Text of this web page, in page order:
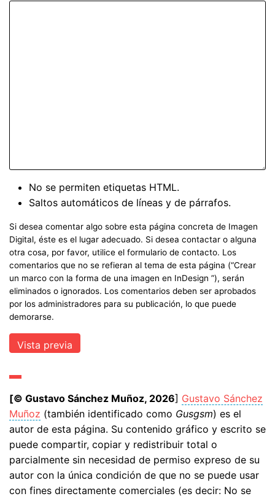
No se permiten etiquetas HTML.
Saltos automáticos de líneas y de párrafos.
Si desea comentar algo sobre esta página concreta de Imagen
Digital, éste es el lugar adecuado. Si desea contactar o alguna
otra cosa, por favor, utilice el formulario de contacto. Los
comentarios que no se refieran al tema de esta página (“Crear
un marco con la forma de una imagen en InDesign ”), serán
eliminados o ignorados. Los comentarios deben ser aprobados
por los administradores para su publicación, lo que puede
demorarse.
[© Gustavo Sánchez Muñoz, 2026] Gustavo Sánchez
Muñoz (también identificado como Gusgsm) es el
autor de esta página. Su contenido gráfico y escrito se
puede compartir, copiar y redistribuir total o
parcialmente sin necesidad de permiso expreso de su
autor con la única condición de que no se puede usar
con fines directamente comerciales (es decir: No se